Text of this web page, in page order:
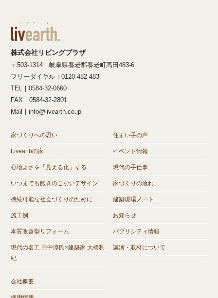
株式会社リビングプラザ
〒503-1314 岐阜県養老郡養老町高田483-6
フリーダイヤル｜0120-482-483
TEL｜0584-32-0660
FAX｜0584-32-2801
Mail｜info@livearth.co.jp
家づくりへの思い
Livearthの家
心地よさを「見える化」する
いつまでも飽きのこないデザイン
持続可能な社会づくりのために
施工例
本質改善型リフォーム
現代の名工 田中淳氏×建築家 大橋利
紀
住まい手の声
イベント情報
現代の手仕事
家づくりの流れ
建築現場ノート
お知らせ
パブリシティ情報
講演・取材について
会社概要